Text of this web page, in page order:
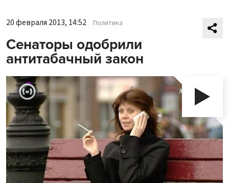
20 февраля 2013, 14:52 Политика
Сенаторы одобрили
антитабачный закон